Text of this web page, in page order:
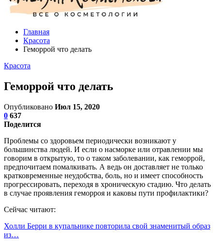
Главная
Красота
Геморрой что делать
Красота
Геморрой что делать
Опубликовано Июл 15, 2020
0 637
Поделится
Проблемы со здоровьем периодически возникают у
большинства людей. И если о насморке или отравлении мы
говорим в открытую, то о таком заболевании, как геморрой,
предпочитаем помалкивать. А ведь он доставляет не только
кратковременные неудобства, боль, но и имеет способность
прогрессировать, переходя в хроническую стадию. Что делать
в случае проявления геморроя и каковы пути профилактики?
Сейчас читают:
Холли Берри в купальнике повторила свой знаменитый образ
из…